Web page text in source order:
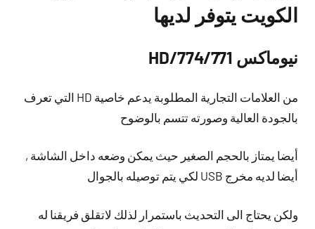
الكويت يتوفر لديها
نيوماكس 774/771/HD
من العلامات التجارية المطلوبة يدعم خاصية HD التي تعرف
بالجودة العالية وصورته تتسم بالوضوح
أيضا يمتاز بالحجم الصغير حيث يمكن وضعه داخل الشاشة ,
أيضا لديه مخرج USB لكي يتم توصيله بالجوال
ولكن يحتاج الى التحديث باستمرار لذلك لاتقلق فريقنا له